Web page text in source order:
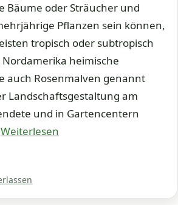
Bäume oder Sträucher und
Pflanzen sein können,
tropisch oder subtropisch
Nordamerika heimische
auch Rosenmalven genannt
Landschaftsgestaltung am
und in Gartencentern
Weiterlesen